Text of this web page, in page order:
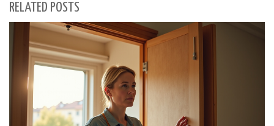
RELATED POSTS